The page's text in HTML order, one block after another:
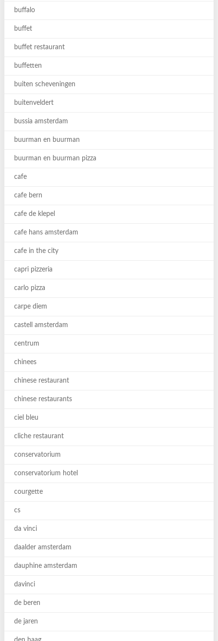
buffalo
buffet
buffet restaurant
buffetten
buiten scheveningen
buitenveldert
bussia amsterdam
buurman en buurman
buurman en buurman pizza
cafe
cafe bern
cafe de klepel
cafe hans amsterdam
cafe in the city
capri pizzeria
carlo pizza
carpe diem
castell amsterdam
centrum
chinees
chinese restaurant
chinese restaurants
ciel bleu
cliche restaurant
conservatorium
conservatorium hotel
courgette
cs
da vinci
daalder amsterdam
dauphine amsterdam
davinci
de beren
de jaren